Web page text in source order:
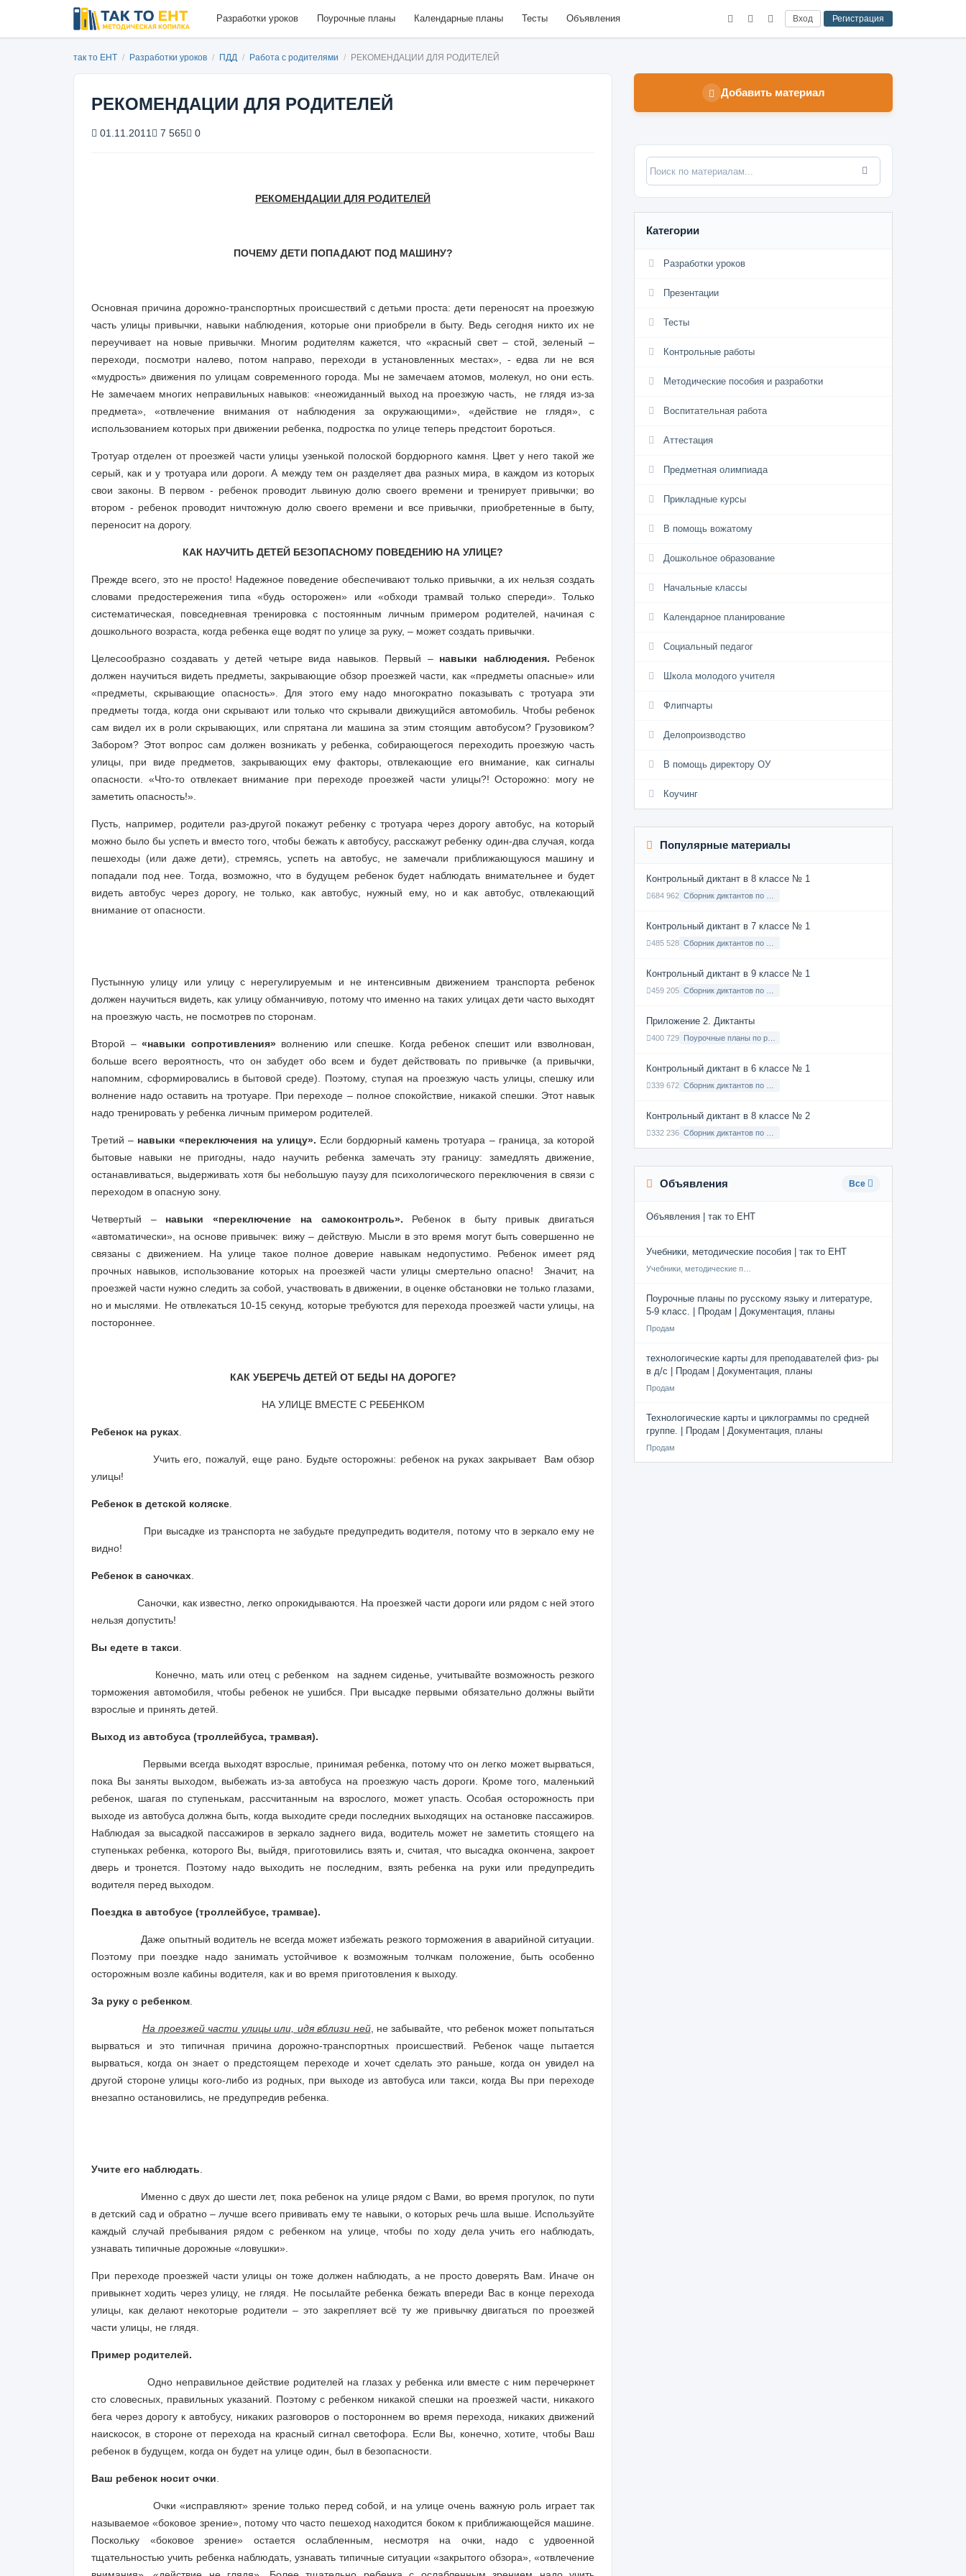
Разработки уроков Поурочные планы Календарные планы Тесты Объявления Вход Регистрация
так то ЕНТ / Разработки уроков / ПДД / Работа с родителями / РЕКОМЕНДАЦИИ ДЛЯ РОДИТЕЛЕЙ
РЕКОМЕНДАЦИИ ДЛЯ РОДИТЕЛЕЙ
01.11.2011 7 565 0
РЕКОМЕНДАЦИИ ДЛЯ РОДИТЕЛЕЙ
ПОЧЕМУ ДЕТИ ПОПАДАЮТ ПОД МАШИНУ?
Основная причина дорожно-транспортных происшествий с детьми проста: дети переносят на проезжую
часть улицы привычки, навыки наблюдения, которые они приобрели в быту. Ведь сегодня никто их не
переучивает на новые привычки. Многим родителям кажется, что «красный свет – стой, зеленый –
переходи, посмотри налево, потом направо, переходи в установленных местах», - едва ли не вся
«мудрость» движения по улицам современного города. Мы не замечаем атомов, молекул, но они есть.
Не замечаем многих неправильных навыков: «неожиданный выход на проезжую часть,
не глядя из-за
предмета», «отвлечение внимания от наблюдения за окружающими», «действие не глядя», с
использованием которых при движении ребенка, подростка по улице теперь предстоит бороться.
Тротуар отделен от проезжей части улицы узенькой полоской бордюрного камня. Цвет у него такой же
серый, как и у тротуара или дороги. А между тем он разделяет два разных мира, в каждом из которых
свои законы. В первом - ребенок проводит львиную долю своего времени и тренирует привычки; во
втором - ребенок проводит ничтожную долю своего времени и все привычки, приобретенные в быту,
переносит на дорогу.
КАК НАУЧИТЬ ДЕТЕЙ БЕЗОПАСНОМУ ПОВЕДЕНИЮ НА УЛИЦЕ?
Прежде всего, это не просто! Надежное поведение обеспечивают только привычки, а их нельзя создать
словами предостережения типа «будь осторожен» или «обходи трамвай только спереди». Только
систематическая, повседневная тренировка с постоянным личным примером родителей, начиная с
дошкольного возраста, когда ребенка еще водят по улице за руку, – может создать привычки.
Целесообразно создавать у детей четыре вида навыков. Первый – навыки наблюдения. Ребенок
должен научиться видеть предметы, закрывающие обзор проезжей части, как «предметы опасные» или
«предметы, скрывающие опасность». Для этого ему надо многократно показывать с тротуара эти
предметы тогда, когда они скрывают или только что скрывали движущийся автомобиль. Чтобы ребенок
сам видел их в роли скрывающих, или спрятана ли машина за этим стоящим автобусом? Грузовиком?
Забором? Этот вопрос сам должен возникать у ребенка, собирающегося переходить проезжую часть
улицы, при виде предметов, закрывающих ему факторы, отвлекающие его внимание, как сигналы
опасности. «Что-то отвлекает внимание при переходе проезжей части улицы?! Осторожно: могу не
заметить опасность!».
Пусть, например, родители раз-другой покажут ребенку с тротуара через дорогу автобус, на который
можно было бы успеть и вместо того, чтобы бежать к автобусу, расскажут ребенку один-два случая, когда
пешеходы (или даже дети), стремясь, успеть на автобус, не замечали приближающуюся машину и
попадали под нее. Тогда, возможно, что в будущем ребенок будет наблюдать внимательнее и будет
видеть автобус через дорогу, не только, как автобус, нужный ему, но и как автобус, отвлекающий
внимание от опасности.
Пустынную улицу или улицу с нерегулируемым и не интенсивным движением транспорта ребенок
должен научиться видеть, как улицу обманчивую, потому что именно на таких улицах дети часто выходят
на проезжую часть, не посмотрев по сторонам.
Второй –«навыки сопротивления»волнению или спешке. Когда ребенок спешит или взволнован,
больше всего вероятность, что он забудет обо всем и будет действовать по привычке (а привычки,
напомним, сформировались в бытовой среде). Поэтому, ступая на проезжую часть улицы, спешку или
волнение надо оставить на тротуаре. При переходе – полное спокойствие, никакой спешки. Этот навык
надо тренировать у ребенка личным примером родителей.
Третий – навыки «переключения на улицу». Если бордюрный камень тротуара – граница, за которой
бытовые навыки не пригодны, надо научить ребенка замечать эту границу: замедлять движение,
останавливаться, выдерживать хотя бы небольшую паузу для психологического переключения в связи с
переходом в опасную зону.
Четвертый – навыки «переключение на самоконтроль». Ребенок в быту привык двигаться
«автоматически», на основе привычек: вижу – действую. Мысли в это время могут быть совершенно не
связаны с движением. На улице такое полное доверие навыкам недопустимо. Ребенок имеет ряд
прочных навыков, использование которых на проезжей части улицы смертельно опасно!
Значит, на
проезжей части нужно следить за собой, участвовать в движении, в оценке обстановки не только глазами,
но и мыслями. Не отвлекаться 10-15 секунд, которые требуются для перехода проезжей части улицы, на
постороннее.
КАК УБЕРЕЧЬ ДЕТЕЙ ОТ БЕДЫ НА ДОРОГЕ?
НА УЛИЦЕ ВМЕСТЕ С РЕБЕНКОМ
Ребенок на руках
Учить его, пожалуй, еще рано. Будьте осторожны: ребенок на руках закрывает
Вам обзор
улицы!
Ребенок в детской коляске
При высадке из транспорта не забудьте предупредить водителя, потому что в зеркало ему не
видно!
Ребенок в саночках
Саночки, как известно, легко опрокидываются. На проезжей части дороги или рядом с ней этого
нельзя допустить!
Вы едете в такси
Конечно, мать или отец с ребенком
на заднем сиденье, учитывайте возможность резкого
торможения автомобиля, чтобы ребенок не ушибся. При высадке первыми обязательно должны выйти
взрослые и принять детей.
Выход из автобуса (троллейбуса, трамвая).
Первыми всегда выходят взрослые, принимая ребенка, потому что он легко может вырваться,
пока Вы заняты выходом, выбежать из-за автобуса на проезжую часть дороги. Кроме того, маленький
ребенок, шагая по ступенькам, рассчитанным на взрослого, может упасть. Особая осторожность при
выходе из автобуса должна быть, когда выходите среди последних выходящих на остановке пассажиров.
Наблюдая за высадкой пассажиров в зеркало заднего вида, водитель может не заметить стоящего на
ступеньках ребенка, которого Вы, выйдя, приготовились взять и, считая, что высадка окончена, закроет
дверь и тронется. Поэтому надо выходить не последним, взять ребенка на руки или предупредить
водителя перед выходом.
Поездка в автобусе (троллейбусе, трамвае).
Даже опытный водитель не всегда может избежать резкого торможения в аварийной ситуации.
Поэтому при поездке надо занимать устойчивое к возможным толчкам положение, быть особенно
осторожным возле кабины водителя, как и во время приготовления к выходу.
За руку с ребенком
На проезжей части улицы или, идя вблизи ней, не забывайте, что ребенок может попытаться
вырваться и это типичная причина дорожно-транспортных происшествий. Ребенок чаще пытается
вырваться, когда он знает о предстоящем переходе и хочет сделать это раньше, когда он увидел на
другой стороне улицы кого-либо из родных, при выходе из автобуса или такси, когда Вы при переходе
внезапно остановились, не предупредив ребенка.
Учите его наблюдать
Именно с двух до шести лет, пока ребенок на улице рядом с Вами, во время прогулок, по пути
в детский сад и обратно – лучше всего прививать ему те навыки, о которых речь шла выше. Используйте
каждый случай пребывания рядом с ребенком на улице, чтобы по ходу дела учить его наблюдать,
узнавать типичные дорожные «ловушки».
При переходе проезжей части улицы он тоже должен наблюдать, а не просто доверять Вам. Иначе он
привыкнет ходить через улицу, не глядя. Не посылайте ребенка бежать впереди Вас в конце перехода
улицы, как делают некоторые родители – это закрепляет всё ту же привычку двигаться по проезжей
части улицы, не глядя.
Пример родителей.
Одно неправильное действие родителей на глазах у ребенка или вместе с ним перечеркнет
сто словесных, правильных указаний. Поэтому с ребенком никакой спешки на проезжей части, никакого
бега через дорогу к автобусу, никаких разговоров о постороннем во время перехода, никаких движений
наискосок, в стороне от перехода на красный сигнал светофора. Если Вы, конечно, хотите, чтобы Ваш
ребенок в будущем, когда он будет на улице один, был в безопасности.
Ваш ребенок носит очки
Очки «исправляют» зрение только перед собой, и на улице очень важную роль играет так
называемое «боковое зрение», потому что часто пешеход находится боком к приближающейся машине.
Поскольку «боковое зрение» остается ослабленным, несмотря на очки, надо с удвоенной
тщательностью учить ребенка наблюдать, узнавать типичные ситуации «закрытого обзора», «отвлечение
Добавить материал
Категории
Разработки уроков
Презентации
Тесты
Контрольные работы
Методические пособия и разработки
Воспитательная работа
Аттестация
Предметная олимпиада
Прикладные курсы
В помощь вожатому
Дошкольное образование
Начальные классы
Календарное планирование
Социальный педагог
Школа молодого учителя
Флипчарты
Делопроизводство
В помощь директору ОУ
Коучинг
Популярные материалы
Контрольный диктант в 8 классе № 1
684 962
Контрольный диктант в 7 классе № 1
485 528
Контрольный диктант в 9 классе № 1
459 205
Приложение 2. Диктанты
400 729
Контрольный диктант в 6 классе № 1
339 672
Контрольный диктант в 8 классе № 2
332 236
Объявления Все
Объявления | так то ЕНТ
Учебники, методические пособия | так то ЕНТ
Поурочные планы по русскому языку и литературе,
5-9 класс. | Продам | Документация, планы
Продам
технологические карты для преподавателей физ- ры
в д/с | Продам | Документация, планы
Продам
Технологические карты и циклограммы по средней
группе. | Продам | Документация, планы
Продам